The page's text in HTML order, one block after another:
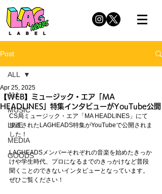
Post
ALL
MUSIC
LIVE
MEDIA
GOODS
ALL
【WEB】ミュージック・エア「MA
HEADLINES」特集インタビューがYouTube公開
Apr 25, 2025
CS局ミュージック・エア「MA HEADLINES」にて
放送されたLAGHEADS特集がYouTubeで公開されま
した！
LAGHEADSメンバーそれぞれの音楽を始めたきっか
けや学生時代、プロになるまでのきっかけなど普段
聞くことのできないインタビューとなっています。
ぜひご覧ください！